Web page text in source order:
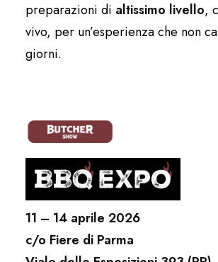
preparazioni di altissimo livello,
vivo, per un’esperienza che non
giorni.
11 – 14 aprile 2026
c/o Fiere di Parma